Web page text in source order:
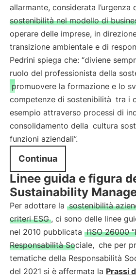
allarmante, considerata l’urgenza
sostenibilità nel modello di
operare delle imprese, in
transizione ambientale e di
Pedrini spiega che: “diviene
ruolo del professionista della
promuovere la formazione e lo
competenze di sostenibilità tra i
esempio attraverso processi di
consolidamento della cultura
funzioni aziendali”.
Continua
Linee guida e figura
Sustainability
Per adottare la sostenibilità
criteri ESG , ci sono delle linee
nel 2010 pubblicata l’ISO 26000
Responsabilità Sociale, che per
tematiche della Responsabilità
del 2021 si è affermata la Prassi